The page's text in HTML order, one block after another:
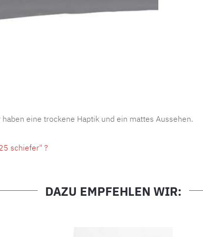
eine trockene Haptik und ein mattes Aussehen.
schiefer" ?
DAZU EMPFEHLEN WIR: